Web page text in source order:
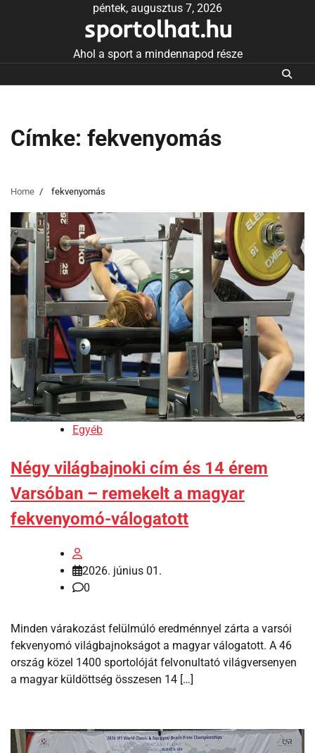
péntek, augusztus 7, 2026
sportolhat.hu
Ahol a sport a mindennapod része
Címke: fekvenyomás
Home fekvenyomás
Egyéb
Négy világbajnoki cím és 14 érem
Varsóban – remekelt a magyar
fekvenyomó-válogatott
2026. június 01.
0
Minden várakozást felülmúló eredménnyel zárta a varsói
fekvenyomó világbajnokságot a magyar válogatott. A 46
ország közel 1400 sportolóját felvonultató világversenyen
a magyar küldöttség összesen 14 […]